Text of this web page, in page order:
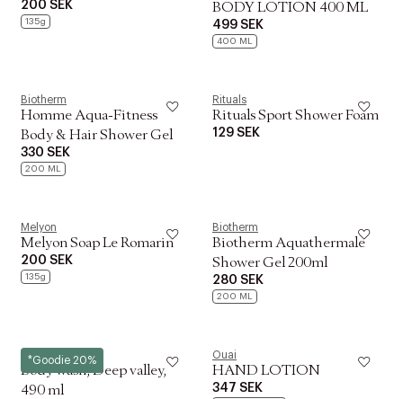
200 SEK
135g
BODY LOTION 400 ML
499 SEK
400 ML
Biotherm
Homme Aqua-Fitness
Body & Hair Shower Gel
330 SEK
200 ML
Rituals
Rituals Sport Shower Foam
129 SEK
Melyon
Melyon Soap Le Romarin
200 SEK
135g
Biotherm
Biotherm Aquathermale
Shower Gel 200ml
280 SEK
200 ML
*Goodie 20%
Meraki
Body wash, Deep valley,
490 ml
Ouai
HAND LOTION
347 SEK